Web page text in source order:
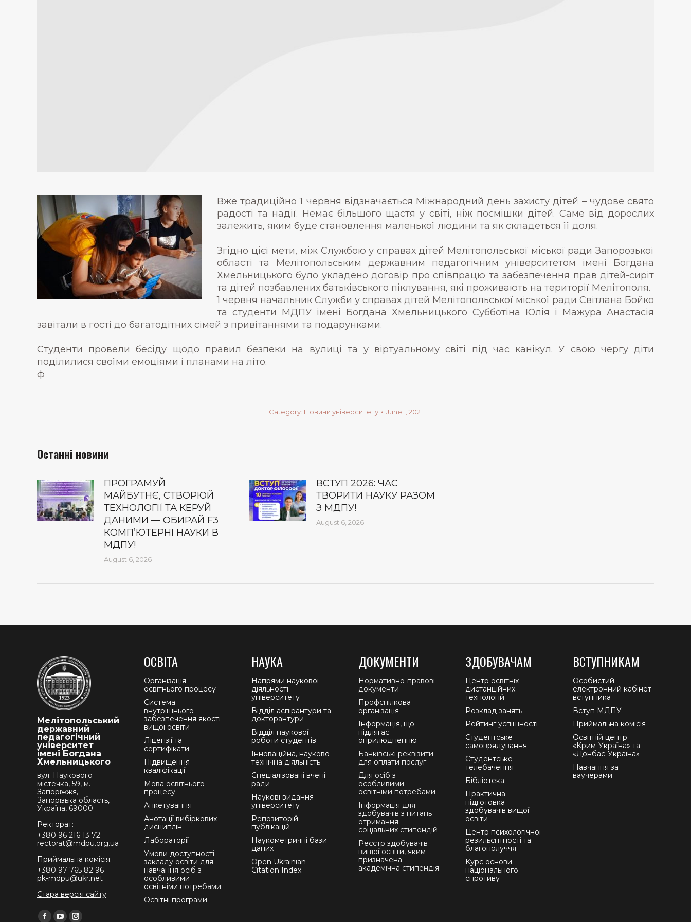
Вже традиційно 1 червня відзначається Міжнародний день захисту дітей – чудове свято
радості та надії. Немає більшого щастя у світі, ніж посмішки дітей. Саме від дорослих
залежить, яким буде становлення маленької людини та як складеться її доля.
Згідно цієї мети, між Службою у справах дітей Мелітопольської міської ради Запорозької
області та Мелітопольським державним педагогічним університетом імені Богдана
Хмельницького було укладено договір про співпрацю та забезпечення прав дітей-сиріт
та дітей позбавлених батьківського піклування, які проживають на території Мелітополя.
1 червня начальник Служби у справах дітей Мелітопольської міської ради Світлана Бойко
та студенти МДПУ імені Богдана Хмельницького Субботіна Юлія і Мажура Анастасія
завітали в гості до багатодітних сімей з привітаннями та подарунками.
Студенти провели бесіду щодо правил безпеки на вулиці та у віртуальному світі під час канікул. У свою чергу діти
поділилися своїми емоціями і планами на літо.
ф
Category: Новини університету June 1, 2021
Останні новини
ПРОГРАМУЙ
МАЙБУТНЄ, СТВОРЮЙ
ТЕХНОЛОГІЇ ТА КЕРУЙ
ДАНИМИ — ОБИРАЙ F3
КОМП’ЮТЕРНІ НАУКИ В
МДПУ!
August 6, 2026
ВСТУП 2026: ЧАС
ТВОРИТИ НАУКУ РАЗОМ
З МДПУ!
August 6, 2026
Мелітопольський
державний
педагогічний
університет
імені Богдана
Хмельницького
вул. Наукового
містечка, 59, м.
Запоріжжя,
Запорізька область,
Україна, 69000
Ректорат:
+380 96 216 13 72
rectorat@mdpu.org.ua
Приймальна комісія:
+380 97 765 82 96
pk-mdpu@ukr.net
Стара версія сайту
Find us on:
ОСВІТА
Організація
освітнього процесу
Система
внутрішнього
забезпечення якості
вищої освіти
Ліцензії та
сертифікати
Підвищення
кваліфікації
Мова освітнього
процесу
Анкетування
Анотації вибіркових
дисциплін
Лабораторії
Умови доступності
закладу освіти для
навчання осіб з
особливими
освітніми потребами
Освітні програми
НАУКА
Напрями наукової
діяльності
університету
Відділ аспірантури та
докторантури
Відділ наукової
роботи студентів
Інноваційна, науково-
технічна діяльність
Спеціалізовані вчені
ради
Наукові видання
університету
Репозиторій
публікацій
Наукометричні бази
даних
Open Ukrainian
Citation Index
ДОКУМЕНТИ
Нормативно-правові
документи
Профспілкова
організація
Інформація, що
підлягає
оприлюдненню
Банківські реквізити
для оплати послуг
Для осіб з
особливими
освітніми потребами
Інформація для
здобувачів з питань
отримання
соціальних стипендій
Реєстр здобувачів
вищої освіти, яким
призначена
академічна стипендія
ЗДОБУВАЧАМ
Центр освітніх
дистанційних
технологій
Розклад занять
Рейтинг успішності
Студентське
самоврядування
Студентське
телебачення
Бібліотека
Практична
підготовка
здобувачів вищої
освіти
Центр психологічної
резильєнтності та
благополуччя
Курс основи
національного
спротиву
ВСТУПНИКАМ
Особистий
електронний кабінет
вступника
Вступ МДПУ
Приймальна комісія
Освітній центр
«Крим-Україна» та
«Донбас-Україна»
Навчання за
ваучерами